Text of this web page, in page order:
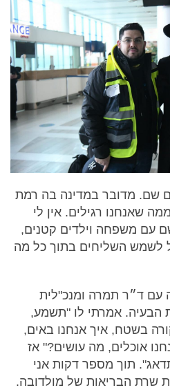
שם. מדובר במדינה בה רמת
שאנחנו רגילים. אין לי
עם משפחה וילדים קטנים,
לשמש השליחים בתוך כל מה
עם ד״ר תמרה ומנכ"לית
הבעיה. אמרתי לו "תשמע,
בשטח, איך אנחנו באים,
אוכלים, מה עושים?" אז
תוך מספר דקות אני
שרת הבריאות של מולדובה.